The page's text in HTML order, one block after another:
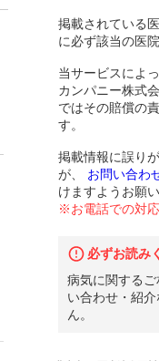
掲載されている
に必ず該当の医
当サービスによ
カンパニー株式
ではその賠償の
す。
掲載情報に誤り
が、
お問い合わ
けますようお願
※お電話での対
必ずお読み
病気に関する
い合わせ・紹
ん。